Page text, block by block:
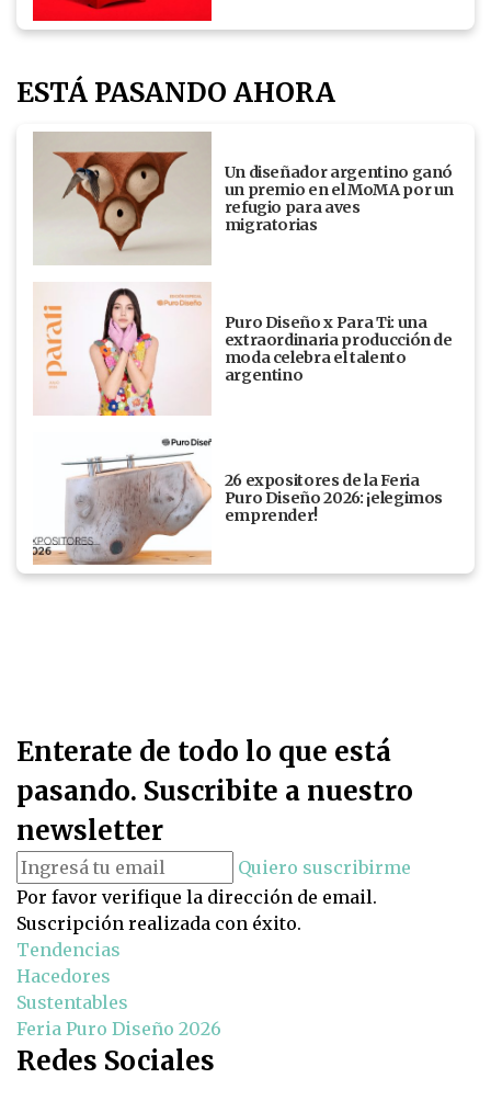
ESTÁ PASANDO AHORA
Un diseñador argentino ganó
un premio en el MoMA por un
refugio para aves
migratorias
Puro Diseño x Para Ti: una
extraordinaria producción de
moda celebra el talento
argentino
26 expositores de la Feria
Puro Diseño 2026: ¡elegimos
emprender!
Enterate de todo lo que está
pasando. Suscribite a nuestro
newsletter
Quiero suscribirme
Por favor verifique la dirección de email.
Suscripción realizada con éxito.
Tendencias
Hacedores
Sustentables
Feria Puro Diseño 2026
Redes Sociales